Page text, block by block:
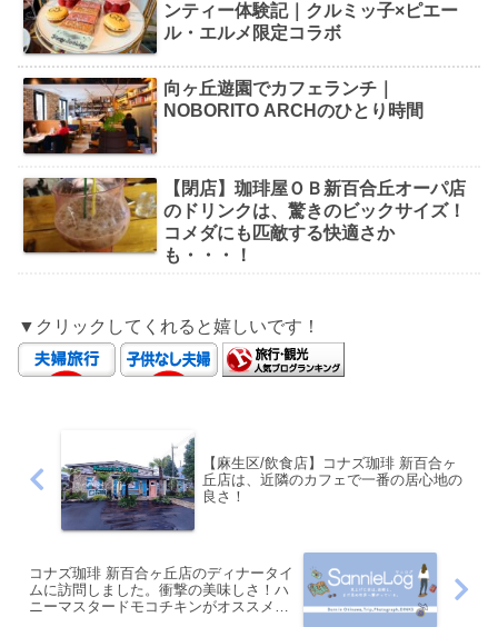
ンティー体験記｜クルミッ子×ピエー
ル・エルメ限定コラボ
向ヶ丘遊園でカフェランチ｜
NOBORITO ARCHのひとり時間
【閉店】珈琲屋ＯＢ新百合丘オーパ店
のドリンクは、驚きのビックサイズ！
コメダにも匹敵する快適さか
も・・・！
▼クリックしてくれると嬉しいです！
【麻生区/飲食店】コナズ珈琲 新百合ヶ
丘店は、近隣のカフェで一番の居心地の
良さ！
コナズ珈琲 新百合ヶ丘店のディナータイ
ムに訪問しました。衝撃の美味しさ！ハ
ニーマスタードモコチキンがオススメで